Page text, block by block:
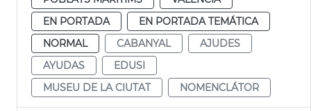
EN PORTADA
EN PORTADA TEMÁTICA
NORMAL
CABANYAL
AJUDES
AYUDAS
EDUSI
MUSEU DE LA CIUTAT
NOMENCLÁTOR